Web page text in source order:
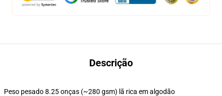
Descrição
Peso pesado 8.25 onças (~280 gsm) lã rica em algodão